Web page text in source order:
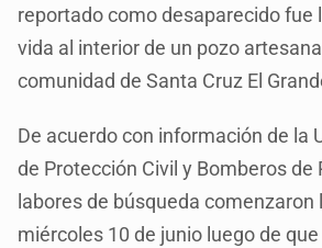
reportado como desaparecido fue
vida al interior de un pozo
comunidad de Santa Cruz El
De acuerdo con información de la
de Protección Civil y Bomberos de
labores de búsqueda comenzaron
miércoles 10 de junio luego de